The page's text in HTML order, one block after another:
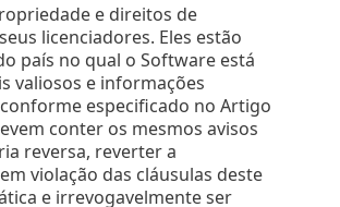
e direitos de
licenciadores. Eles estão
país no qual o Software está
valiosos e informações
especificado no Artigo
conter os mesmos avisos
reversa, reverter a
violação das cláusulas deste
e irrevogavelmente ser